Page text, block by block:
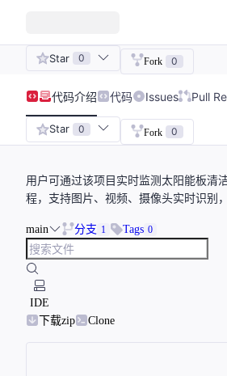
Star 0 Fork 0
代码介绍 代码 Issues Pull
Star 0 Fork 0
用户可通过该项目实时监测太阳能板清
程，支持图片、视频、摄像头实时识别
main 分支 1 Tags 0
IDE
下载zip
Clone